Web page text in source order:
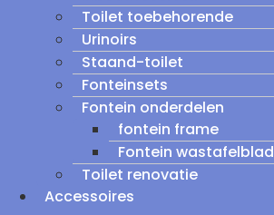
Toilet toebehorende
Urinoirs
Staand-toilet
Fonteinsets
Fontein onderdelen
fontein frame
Fontein wastafelblad
Toilet renovatie
Accessoires